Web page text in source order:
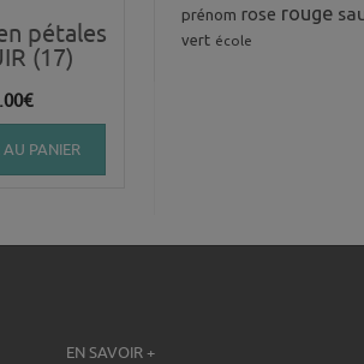
pétales
(17)
€
PANIER
prénom rose rouge
vert école
EN SAVOIR +